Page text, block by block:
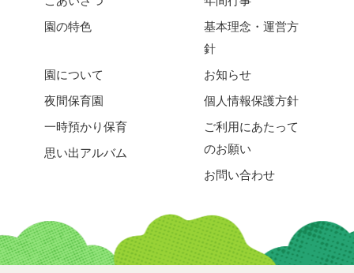
園の特色
基本理念・運営方
針
園について
夜間保育園
一時預かり保育
思い出アルバム
お知らせ
個人情報保護方針
ご利用にあたって
のお願い
お問い合わせ